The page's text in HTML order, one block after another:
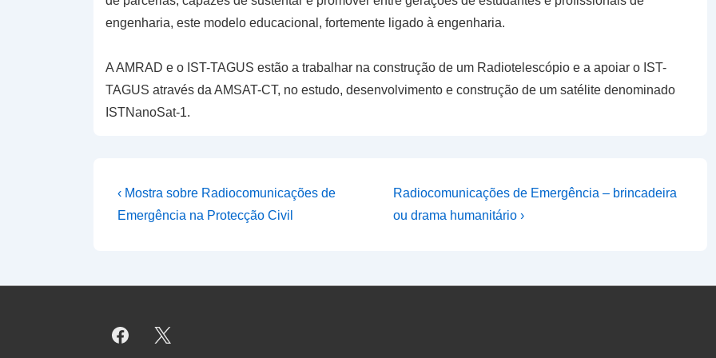
engenharia, este modelo educacional, fortemente ligado à engenharia.
A AMRAD e o IST-TAGUS estão a trabalhar na construção de um Radiotelescópio e a apoiar o IST-
TAGUS através da AMSAT-CT, no estudo, desenvolvimento e construção de um satélite denominado
ISTNanoSat-1.
Navegação
de
Previous
Post
‹ Mostra sobre Radiocomunicações de
Emergência na Protecção Civil
Next
Post
Radiocomunicações de Emergência – brincadeira
ou drama humanitário ›